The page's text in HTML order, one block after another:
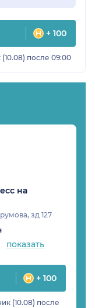
+ 100
после 09:00
на
зд 127
показать
+ 100
(10.08) после